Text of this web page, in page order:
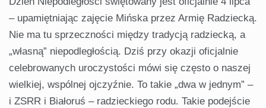
– upamiętniając zajęcie Mińska przez Armię Radziec­ką.
Nie ma tu sprzeczności między tradycją radziecką, a
„własną” niepod­ległością. Dziś przy okazji oficjalnie
celebrowanych uroczystości mówi się często o naszej
wielkiej, wspólnej ojczyźnie. To takie „dwa w jednym” –
i ZSRR i Białoruś – radzieckiego rodu. Takie podejście